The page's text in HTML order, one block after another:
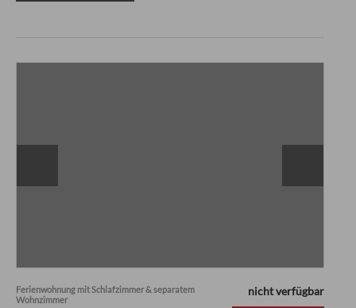
Ferienwohnung mit Schlafzimmer & separatem
Wohnzimmer
nicht verfügbar